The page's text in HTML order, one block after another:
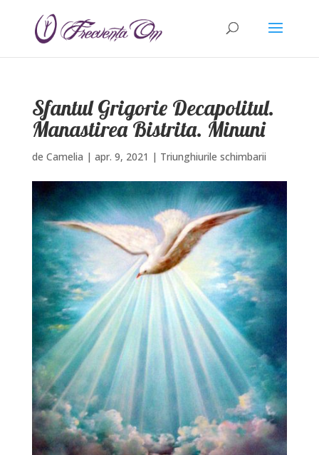
Sfantul Grigorie Decapolitul.
Manastirea Bistrita. Minuni
de Camelia | apr. 9, 2021 | Triunghiurile schimbarii